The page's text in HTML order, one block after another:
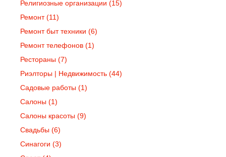
Религиозные организации (15)
Ремонт(11)
Ремонт быт техники (6)
Ремонт телефонов (1)
Рестораны (7)
Риэлторы | Недвижимость (44)
Садовые работы (1)
Салоны (1)
Салоны красоты (9)
Свадьбы (6)
Синагоги (3)